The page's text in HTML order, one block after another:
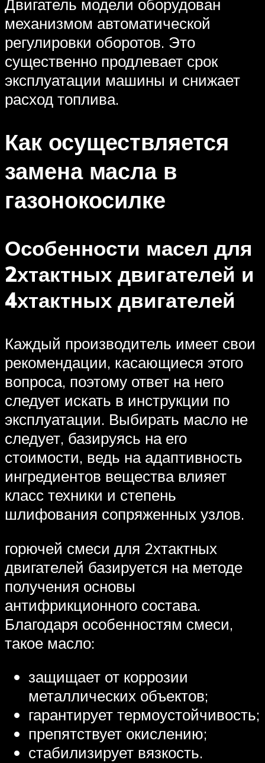
Двигатель модели оборудован
механизмом автоматической
регулировки оборотов. Это
существенно продлевает срок
эксплуатации машины и снижает
расход топлива.
Как осуществляется
замена масла в
газонокосилке
Особенности масел для
2хтактных двигателей и
4хтактных двигателей
Каждый производитель имеет свои
рекомендации, касающиеся этого
вопроса, поэтому ответ на него
следует искать в инструкции по
эксплуатации. Выбирать масло не
следует, базируясь на его
стоимости, ведь на адаптивность
ингредиентов вещества влияет
класс техники и степень
шлифования сопряженных узлов.
горючей смеси для 2хтактных
двигателей базируется на методе
получения основы
антифрикционного состава.
Благодаря особенностям смеси,
такое масло:
защищает от коррозии
металлических объектов;
гарантирует термоустойчивость;
препятствует окислению;
стабилизирует вязкость.